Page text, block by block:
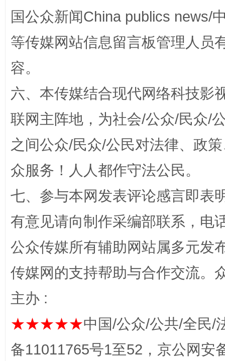
一批国家标准开始实施
国公众新闻China publics news/
等传媒网站信息留言板管理人员
容。
六、本传媒结合现代网络科技影
联网主阵地，为社会/公众/民众/
之间公众/民众/公民对法律、政
众服务！人人都作守法公民。
七、参与本网发表评论感言即表
有意见请向制作采编部联系，电
公众传媒所有辅助网站属多元发
传媒网的支持帮助与合作交流。
主办 :
★★★★★中国/公众/公共/全民/
备11011765号1至52，京公网安